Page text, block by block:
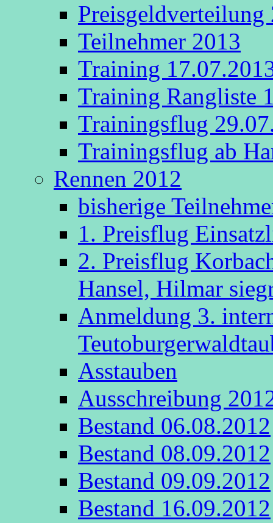
Preisgeldverteilung
Teilnehmer 2013
Training
Training Rangliste
Trainingsflug
Trainingsflug ab
Rennen 2012
bisherige
1. Preisflug
2. Preisflug
Hansel, Hilmar
Anmeldung 3.
Asstauben
Ausschreibung
Bestand 06.08.2012
Bestand 08.09.2012
Bestand 09.09.2012
Bestand 16.09.2012